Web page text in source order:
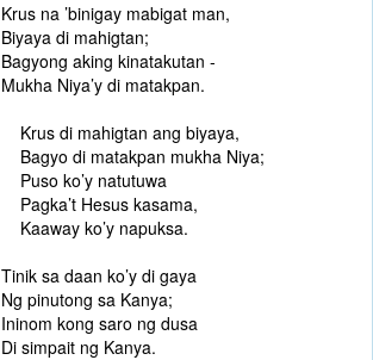
Krus na ’binigay mabigat man,
Biyaya di mahigtan;
Bagyong aking kinatakutan -
Mukha Niya’y di matakpan.
Krus di mahigtan ang biyaya,
Bagyo di matakpan mukha Niya;
Puso ko’y natutuwa
Pagka’t Hesus kasama,
Kaaway ko’y napuksa.
Tinik sa daan ko’y di gaya
Ng pinutong sa Kanya;
Ininom kong saro ng dusa
Di simpait ng Kanya.